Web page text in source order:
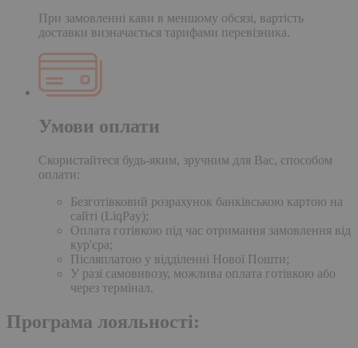
При замовленні кави в меншому обсязі, вартість
доставки визначається тарифами перевізника.
Умови оплати
Скористайтеся будь-яким, зручним для Вас, способом
оплати:
Безготівковий розрахунок банківською картою на
сайті (LiqPay);
Оплата готівкою під час отримання замовлення від
кур'єра;
Післяплатою у відділенні Нової Пошти;
У разі самовивозу, можлива оплата готівкою або
через термінал.
Програма лояльності: